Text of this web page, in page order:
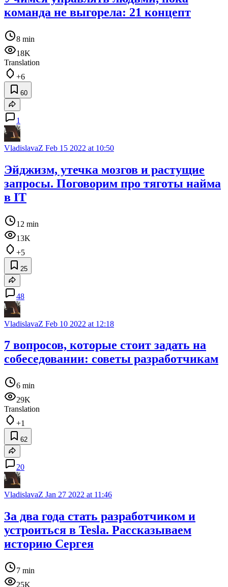
команда не выгорела: 21 концепт
8 min
18K
Translation
+6
60
1
VladislavaZ Feb 15 2022 at 10:50
Эйджизм, утечка мозгов и растущие
запросы. Поговорим про тяготы найма
в IT
12 min
13K
+5
25
48
VladislavaZ Feb 10 2022 at 12:18
7 вопросов, которые стоит задать на
собеседовании: советы разработчикам
6 min
29K
Translation
+1
62
20
VladislavaZ Jan 27 2022 at 11:46
За два года стать разработчиком и
устроиться в Tesla. Рассказываем
историю Сергея
7 min
25K